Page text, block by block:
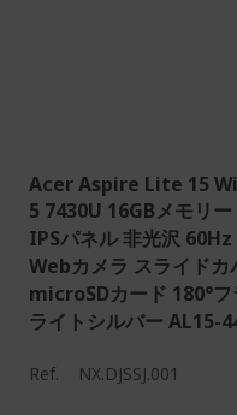
Acer Aspire Lite 15
5 7430U 16GBメモリ
IPSパネル 非光沢
Webカメラ スライド
microSDカード 180°
ライトシルバー AL15-
Ref. NX.DJSSJ.001